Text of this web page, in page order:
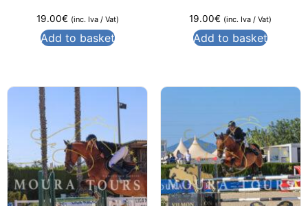
19.00€ (inc. Iva / Vat)
Add to basket
19.00€ (inc. Iva / Vat)
Add to basket